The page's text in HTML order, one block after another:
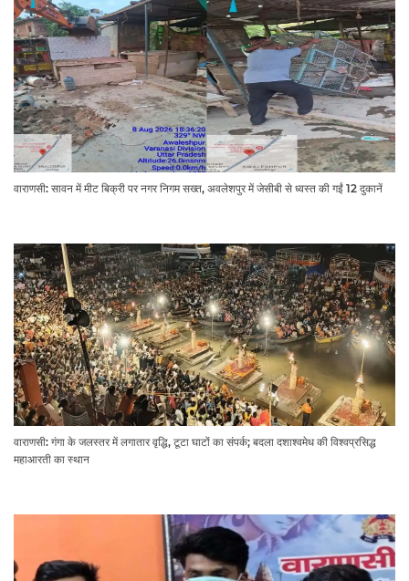
वाराणसी: सावन में मीट बिक्री पर नगर निगम सख्त, अवलेशपुर में जेसीबी से ध्वस्त की गईं 12 दुकानें
वाराणसी: गंगा के जलस्तर में लगातार वृद्धि, टूटा घाटों का संपर्क; बदला दशाश्वमेध की विश्वप्रसिद्ध
महाआरती का स्थान